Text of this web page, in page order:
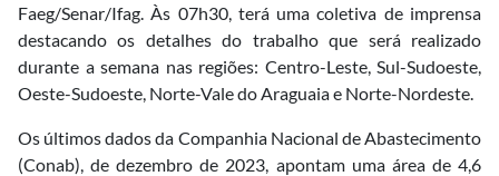
Faeg/Senar/Ifag. Às 07h30, terá uma coletiva de imprensa
destacando os detalhes do trabalho que será realizado
durante a semana nas regiões: Centro-Leste, Sul-Sudoeste,
Oeste-Sudoeste, Norte-Vale do Araguaia e Norte-Nordeste.
Os últimos dados da Companhia Nacional de Abastecimento
(Conab), de dezembro de 2023, apontam uma área de 4,6